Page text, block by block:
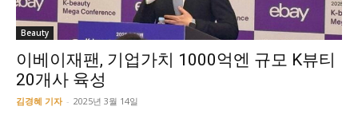
Beauty
이베이재팬, 기업가치 1000억엔 규모 K뷰티
20개사 육성
김경혜 기자 - 2025년 3월 14일